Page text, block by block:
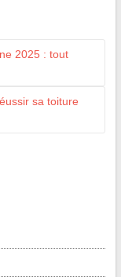
2025 : tout
sa toiture